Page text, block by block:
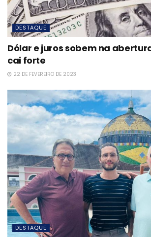
DESTAQUE
Dólar e juros sobem na
cai forte
22 DE FEVEREIRO DE 2023
DESTAQUE